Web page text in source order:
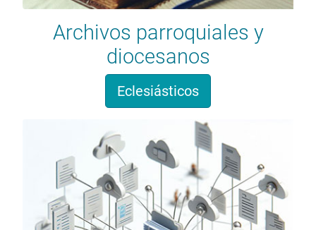
Archivos parroquiales y
diocesanos
Eclesiásticos